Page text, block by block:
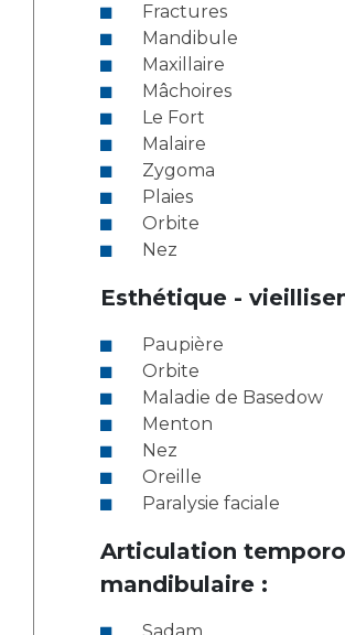
Fractures
Mandibule
Maxillaire
Mâchoires
Le Fort
Malaire
Zygoma
Plaies
Orbite
Nez
Esthétique -
Paupière
Orbite
Maladie de Basedow
Menton
Nez
Oreille
Paralysie faciale
Articulation
mandibulaire :